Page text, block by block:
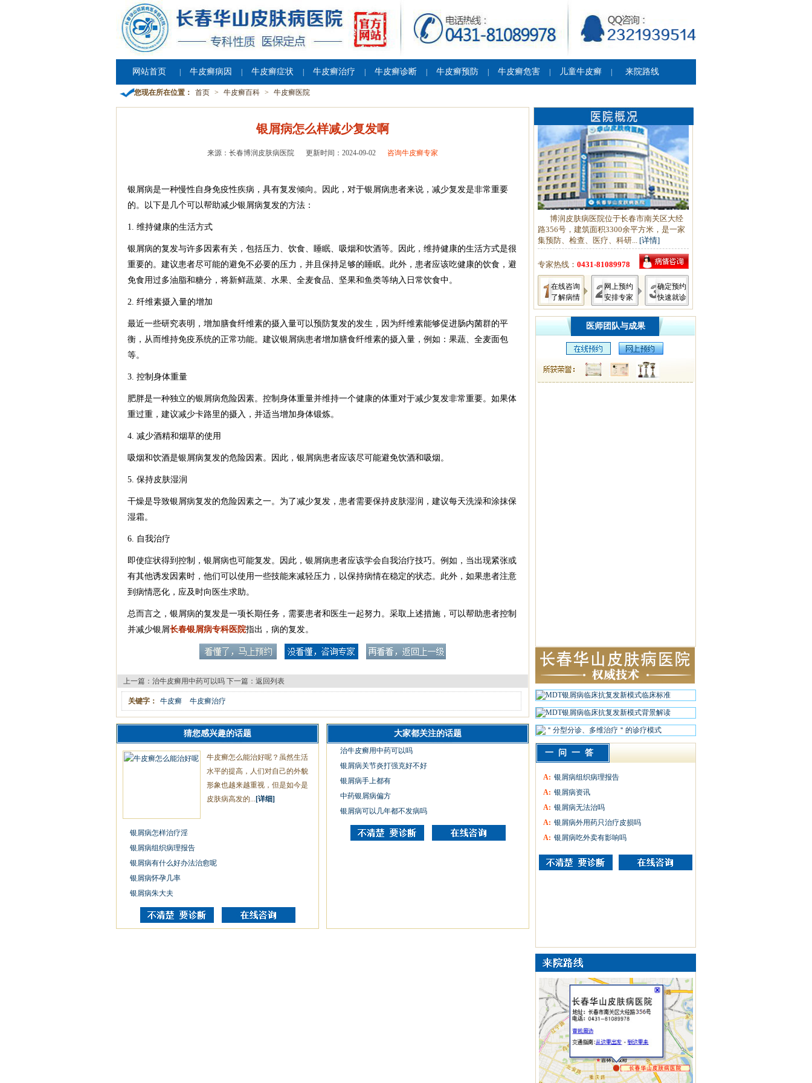
网站首页 牛皮癣病因 牛皮癣症状 牛皮癣治疗 牛皮癣诊断 牛皮癣预防 牛皮癣危害 儿童牛皮癣 来院路线
您现在所在位置： 首页 > 牛皮癣百科 > 牛皮癣医院
银屑病怎么样减少复发啊
来源：长春博润皮肤病医院 更新时间：2024-09-02 咨询牛皮癣专家
银屑病是一种慢性自身免疫性疾病，具有复发倾向。因此，对于银屑病患者来说，减少复发是非常重要
的。以下是几个可以帮助减少银屑病复发的方法：
1. 维持健康的生活方式
银屑病的复发与许多因素有关，包括压力、饮食、睡眠、吸烟和饮酒等。因此，维持健康的生活方式是很
重要的。建议患者尽可能的避免不必要的压力，并且保持足够的睡眠。此外，患者应该吃健康的饮食，避
免食用过多油脂和糖分，将新鲜蔬菜、水果、全麦食品、坚果和鱼类等纳入日常饮食中。
2. 纤维素摄入量的增加
最近一些研究表明，增加膳食纤维素的摄入量可以预防复发的发生，因为纤维素能够促进肠内菌群的平
衡，从而维持免疫系统的正常功能。建议银屑病患者增加膳食纤维素的摄入量，例如：果蔬、全麦面包
等。
3. 控制身体重量
肥胖是一种独立的银屑病危险因素。控制身体重量并维持一个健康的体重对于减少复发非常重要。如果体
重过重，建议减少卡路里的摄入，并适当增加身体锻炼。
4. 减少酒精和烟草的使用
吸烟和饮酒是银屑病复发的危险因素。因此，银屑病患者应该尽可能避免饮酒和吸烟。
5. 保持皮肤湿润
干燥是导致银屑病复发的危险因素之一。为了减少复发，患者需要保持皮肤湿润，建议每天洗澡和涂抹保
湿霜。
6. 自我治疗
即使症状得到控制，银屑病也可能复发。因此，银屑病患者应该学会自我治疗技巧。例如，当出现紧张或
有其他诱发因素时，他们可以使用一些技能来减轻压力，以保持病情在稳定的状态。此外，如果患者注意
到病情恶化，应及时向医生求助。
总而言之，银屑病的复发是一项长期任务，需要患者和医生一起努力。采取上述措施，可以帮助患者控制
并减少银屑长春银屑病专科医院指出，病的复发。
上一篇： 治牛皮癣用中药可以吗 下一篇： 返回列表
关键字： 牛皮癣 牛皮癣治疗
猜您感兴趣的话题
牛皮癣怎么能治好呢？虽然生活
水平的提高，人们对自己的外貌
形象也越来越重视，但是如今是
皮肤病高发的... [详细]
银屑病怎样治疗淫
银屑病组织病理报告
银屑病有什么好办法治愈呢
银屑病怀孕几率
银屑病朱大夫
大家都关注的话题
治牛皮癣用中药可以吗
银屑病关节炎打强克好不好
银屑病手上都有
中药银屑病偏方
银屑病可以几年都不发病吗
博润皮肤病医院位于长春市南关区大经
路356号，建筑面积3300余平方米，是一家
集预防、检查、医疗、科研... [详情]
专家热线： 0431-81089978
在线咨询
了解病情
网上预约
安排专家
确定预约
快速就诊
医师团队与成果
一问一答
A: 银屑病组织病理报告
A: 银屑病资讯
A: 银屑病无法治吗
A: 银屑病外用药只治疗皮损吗
A: 银屑病吃外卖有影响吗